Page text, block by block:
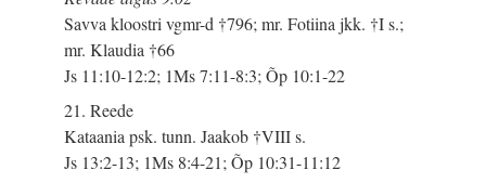
Savva kloostri vgmr-d †796; mr. Fotiina jkk. †I s.;
mr. Klaudia †66
Js 11:10-12:2; 1Ms 7:11-8:3; Õp 10:1-22
21. Reede
Kataania psk. tunn. Jaakob †VIII s.
Js 13:2-13; 1Ms 8:4-21; Õp 10:31-11:12